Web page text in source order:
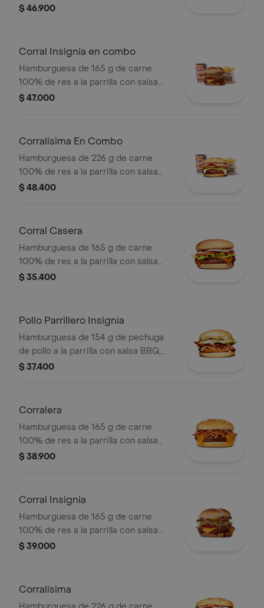
bbq, tocineta, queso americano,
bebida pet
$ 46.900
Corral Insignia en combo
Hamburguesa de 165 g de carne
100% de res a la parrilla con salsa
BBQ, tocineta, queso americano,
mostaza en pan papa + papas Corral
$ 47.000
Corralísima En Combo
Hamburguesa de 226 g de carne
100% de res a la parrilla con salsa
bbq, queso mozzarella, tomate,
pet
$ 48.400
Corral Casera
Hamburguesa de 165 g de carne
100% de res a la parrilla con salsa
bbq, queso americano, cebolla en
$ 35.400
Pollo Parrillero Insignia
Hamburguesa de 154 g de pechuga
de pollo a la parrilla con salsa BBQ,
tocineta, una tajada de queso tipo
pan papa
$ 37.400
Corralera
Hamburguesa de 165 g de carne
100% de res a la parrilla con salsa
bbq, tocineta, una tajada de queso
$ 38.900
Corral Insignia
Hamburguesa de 165 g de carne
100% de res a la parrilla con salsa
BBQ, tocineta, queso americano,
mostaza en pan papa
$ 39.000
Corralísima